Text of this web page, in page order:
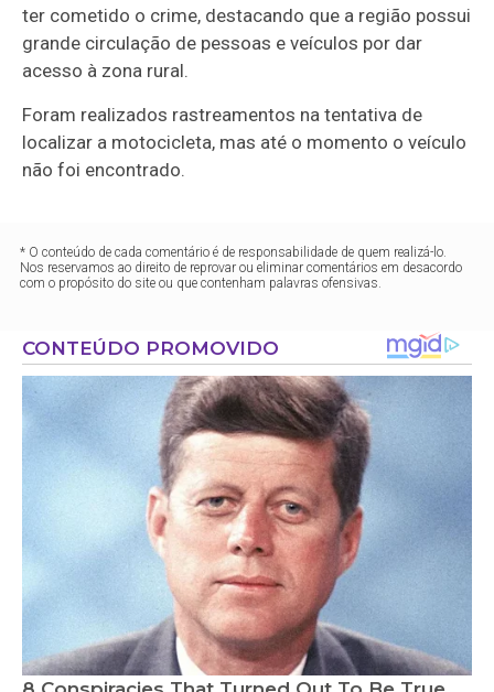
ter cometido o crime, destacando que a região possui
grande circulação de pessoas e veículos por dar
acesso à zona rural.
Foram realizados rastreamentos na tentativa de
localizar a motocicleta, mas até o momento o veículo
não foi encontrado.
* O conteúdo de cada comentário é de responsabilidade de quem realizá-lo.
Nos reservamos ao direito de reprovar ou eliminar comentários em desacordo
com o propósito do site ou que contenham palavras ofensivas.